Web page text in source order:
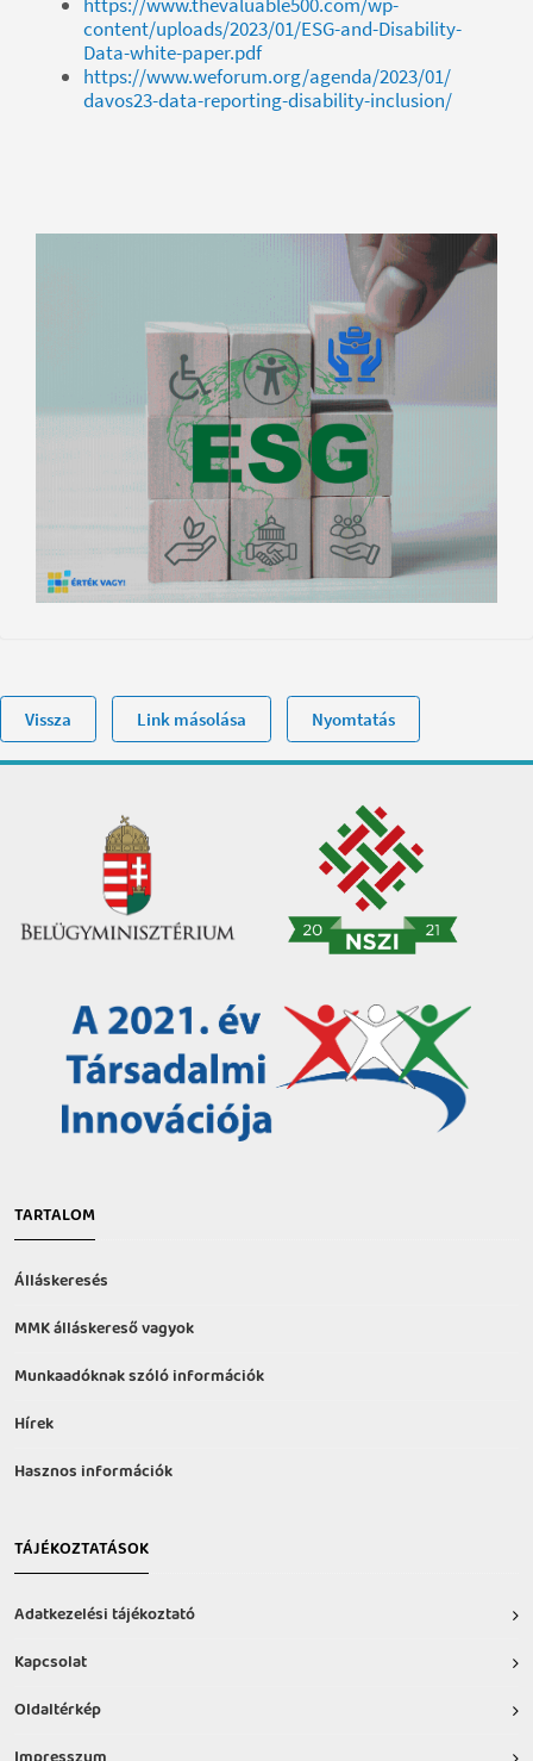
content/uploads/2023/01/ESG-and-Disability-
Data-white-paper.pdf
https://www.weforum.org/agenda/2023/01/
davos23-data-reporting-disability-inclusion/
Vissza Link másolása Nyomtatás
TARTALOM
Álláskeresés
MMK álláskereső vagyok
Munkaadóknak szóló információk
Hírek
Hasznos információk
TÁJÉKOZTATÁSOK
Adatkezelési tájékoztató
Kapcsolat
Oldaltérkép